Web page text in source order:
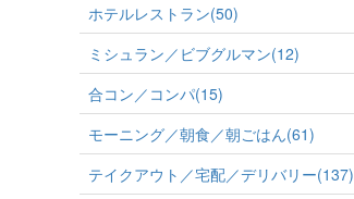
ホテルレストラン(50)
ミシュラン／ビブグルマン(12)
合コン／コンパ(15)
モーニング／朝食／朝ごはん(61)
テイクアウト／宅配／デリバリー(137)